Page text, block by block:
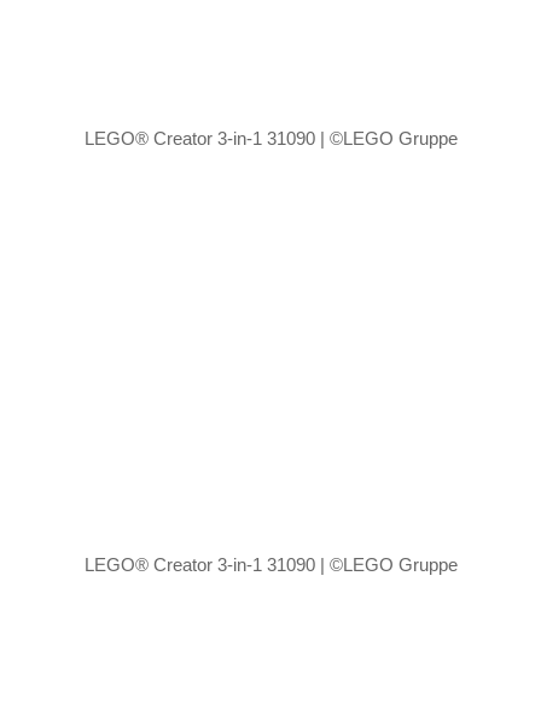
LEGO® Creator 3-in-1 31090 | ©LEGO Gruppe
LEGO® Creator 3-in-1 31090 | ©LEGO Gruppe